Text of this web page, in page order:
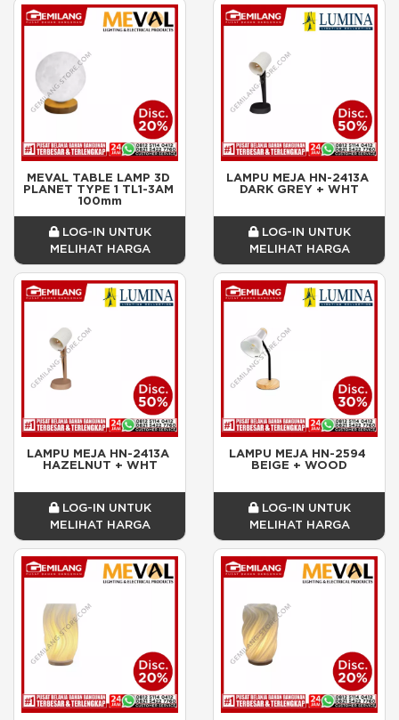
MEVAL TABLE LAMP 3D
PLANET TYPE 1 TL1-3AM
100mm
LOG-IN UNTUK
MELIHAT HARGA
LAMPU MEJA HN-2413A
DARK GREY + WHT
LOG-IN UNTUK
MELIHAT HARGA
LAMPU MEJA HN-2413A
HAZELNUT + WHT
LOG-IN UNTUK
MELIHAT HARGA
LAMPU MEJA HN-2594
BEIGE + WOOD
LOG-IN UNTUK
MELIHAT HARGA